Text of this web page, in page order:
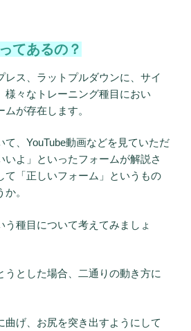
てあるの？
レス、ラットプルダウンに、サイ
様々なトレーニング種目におい
が存在します。
て、YouTube動画などを見ていただ
いよ」といったフォームが解説さ
て「正しいフォーム」というもの
。
う種目について考えてみましょ
うとした場合、二通りの動き方に
曲げ、お尻を突き出すようにして